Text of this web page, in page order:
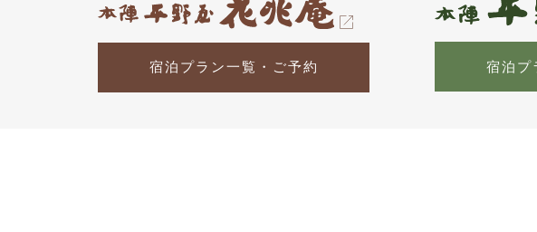
宿泊プラン一覧・ご予約 宿泊プ